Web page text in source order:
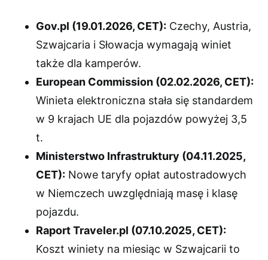
Gov.pl (19.01.2026, CET): Czechy, Austria,
Szwajcaria i Słowacja wymagają winiet
także dla kamperów.
European Commission (02.02.2026, CET):
Winieta elektroniczna stała się standardem
w 9 krajach UE dla pojazdów powyżej 3,5
t.
Ministerstwo Infrastruktury (04.11.2025,
CET): Nowe taryfy opłat autostradowych
w Niemczech uwzględniają masę i klasę
pojazdu.
Raport Traveler.pl (07.10.2025, CET):
Koszt winiety na miesiąc w Szwajcarii to